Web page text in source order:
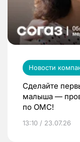
Новости
Сделайте
малыша —
по ОМС!
13:10 / 23.07.26